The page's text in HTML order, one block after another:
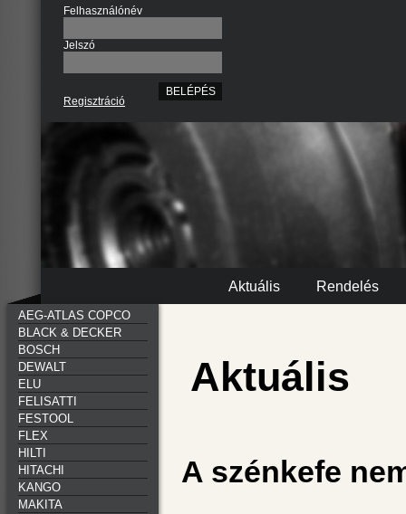
Felhasználónév
Jelszó
Regisztráció
Aktuális Rendelés
AEG-ATLAS COPCO
BLACK & DECKER
BOSCH
DEWALT
ELU
FELISATTI
FESTOOL
FLEX
HILTI
HITACHI
KANGO
MAKITA
Aktuális
A szénkefe